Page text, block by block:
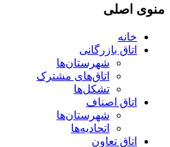
منوی اصلی
خانه
اتاق بازرگانی
شهرستان‌ها
اتاق‌های مشترک
تشکل‌ها
اتاق اصناف
شهرستان‌ها
اتحادیه‌ها
اتاق تعاون